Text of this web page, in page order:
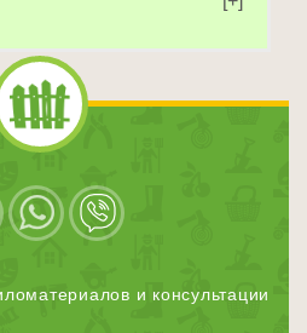
и консультации